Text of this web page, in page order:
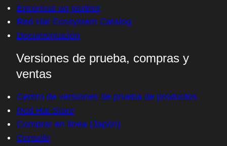
Encontrar un partner
Red Hat Ecosystem Catalog
Documentación
Versiones de prueba, compras y
ventas
Centro de versiones de prueba de productos
Red Hat Store
Comprar en línea (Japón)
Console